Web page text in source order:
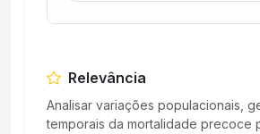
Relevância
Analisar variações populacionais,
temporais da mortalidade precoce